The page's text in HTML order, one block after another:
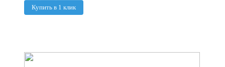
Купить в 1 клик